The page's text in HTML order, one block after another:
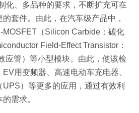
化、多品种的要求，不断扩充可在
套件。由此，在汽车级产品中，
MOSFET（Silicon Carbide：碳化
Field-Effect Transistor：
应管）等小型模块。由此，使该检
用变频器、高速电动车充电器、
）等更多的应用，通过有效利
需求。